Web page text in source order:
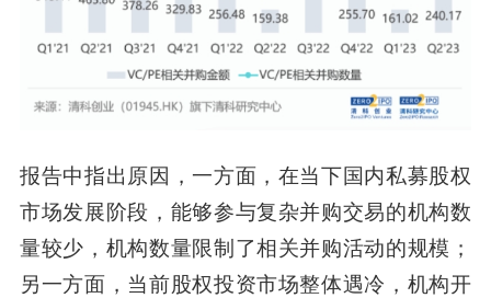
报告中指出原因，一方面，在当下国内私募股权
市场发展阶段，能够参与复杂并购交易的机构数
量较少，机构数量限制了相关并购活动的规模；
另一方面，当前股权投资市场整体遇冷，机构开